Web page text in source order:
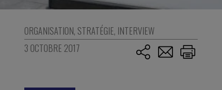
ORGANISATION, STRATÉGIE, INTERVIEW
3 OCTOBRE 2017